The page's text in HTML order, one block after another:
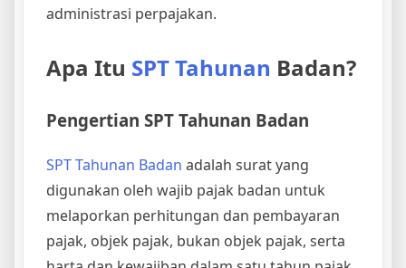
administrasi perpajakan.
Apa Itu SPT Tahunan Badan?
Pengertian SPT Tahunan Badan
SPT Tahunan Badan adalah surat yang
digunakan oleh wajib pajak badan untuk
melaporkan perhitungan dan pembayaran
pajak, objek pajak, bukan objek pajak, serta